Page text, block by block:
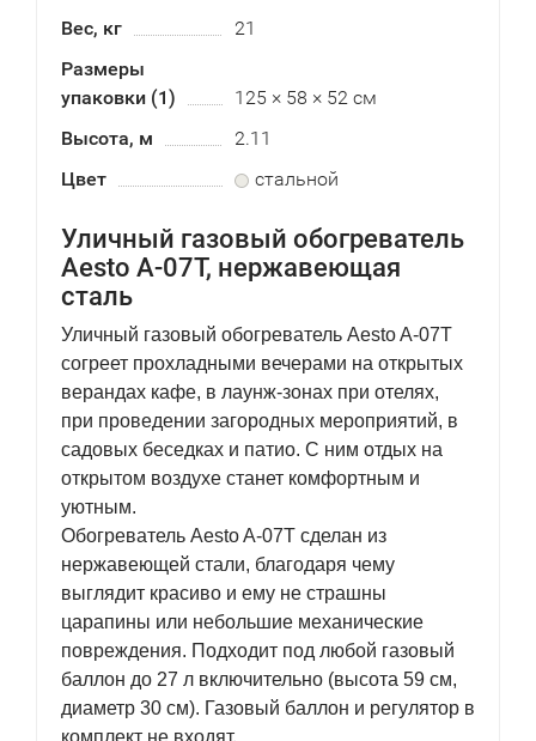
Вес, кг
21
Размеры
упаковки (1)
125 × 58 × 52 см
Высота, м
2.11
Цвет
стальной
Уличный газовый обогреватель
Aesto A-07T, нержавеющая
сталь
Уличный газовый обогреватель Aesto A-07T
согреет прохладными вечерами на открытых
верандах кафе, в лаунж-зонах при отелях,
при проведении загородных мероприятий, в
садовых беседках и патио. С ним отдых на
открытом воздухе станет комфортным и
уютным.
Обогреватель Aesto A-07T сделан из
нержавеющей стали, благодаря чему
выглядит красиво и ему не страшны
царапины или небольшие механические
повреждения. Подходит под любой газовый
баллон до 27 л включительно (высота 59 см,
диаметр 30 см). Газовый баллон и регулятор в
комплект не входят.